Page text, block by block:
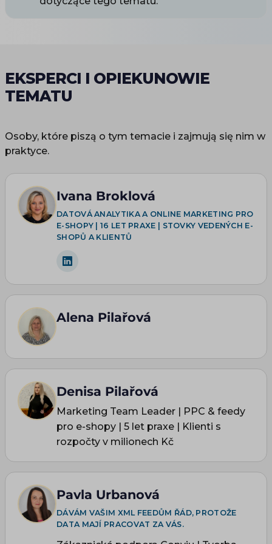
EKSPERCI I OPIEKUNOWIE
TEMATU
Osoby, które piszą o tym temacie i zajmują się nim w
praktyce.
Ivana Broklová
DATOVÁ ANALYTIKA A ONLINE MARKETING PRO
E-SHOPY | 16 LET PRAXE | STOVKY VEDENÝCH E-
SHOPŮ A KLIENTŮ
Alena Pilařová
Denisa Pilařová
Marketing Team Leader | PPC & feedy
pro e-shopy | 5 let praxe | Klienti s
rozpočty v milionech Kč
Pavla Urbanová
DÁVÁM VAŠIM XML FEEDŮM ŘÁD, PROTOŽE
DATA MAJÍ PRACOVAT ZA VÁS.